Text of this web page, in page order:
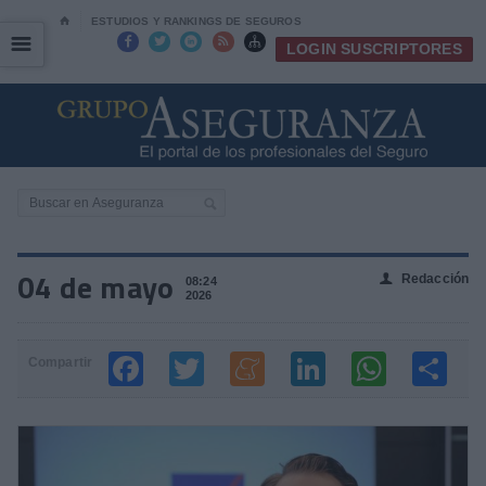
⌂ ESTUDIOS Y RANKINGS DE SEGUROS
     LOGIN SUSCRIPTORES
☰
☰
04 de mayo
08:24
2026
👤 Redacción